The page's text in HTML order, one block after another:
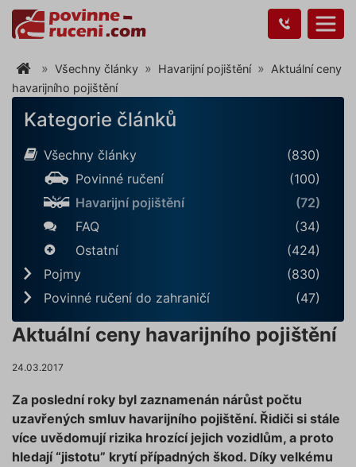
Všechny články Havarijní pojištění
Aktuální ceny
havarijního pojištění
Kategorie článků
Všechny články
(830)
Povinné ručení
(100)
Havarijní pojištění
(72)
FAQ
(34)
Ostatní
(424)
Pojmy
(830)
Povinné ručení do zahraničí
(47)
Aktuální ceny havarijního pojištění
24.03.2017
Za poslední roky byl zaznamenán nárůst počtu
uzavřených smluv havarijního pojištění. Řidiči si stále
více uvědomují rizika hrozící jejich vozidlům, a proto
hledají “jistotu” krytí případných škod. Díky velkému